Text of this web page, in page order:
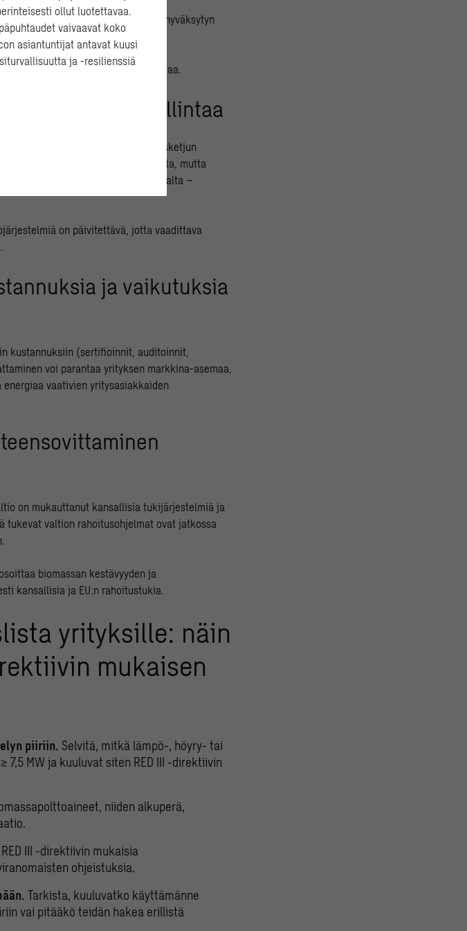
osoittaa vaatimustenmukaisuus hyväksytyn
kautta.
sertifikaatit tulevat osaksi toimintaa.
toimitusketjun hallintaa
hankintatavan ja toimitusketjun
tulee metsäteollisuuden sivuvirroista, mutta
alkuperän tiedot koko ketjun osalta –
on päivitettävä, jotta vaadittava
ja vaikutuksia
kustannuksiin (sertifioinnit, auditoinnit,
voi parantaa yrityksen markkina-asemaa,
vaativien yritysasiakkaiden
on mukauttanut kansallisia tukijärjestelmiä ja
tukevat valtion rahoitusohjelmat ovat jatkossa
biomassan kestävyyden ja
kansallisia ja EU:n rahoitustukia.
yrityksille: näin
mukaisen
piiriin. Selvitä, mitkä lämpö-, höyry- tai
MW ja kuuluvat siten RED III -direktiivin
niiden alkuperä,
III -direktiivin mukaisia
ohjeistuksia.
Tarkista, kuuluvatko käyttämänne
vai pitääkö teidän hakea erillistä
ollut luotettavaa.
vaivaavat koko
asiantuntijat antavat kuusi
ja -resilienssiä